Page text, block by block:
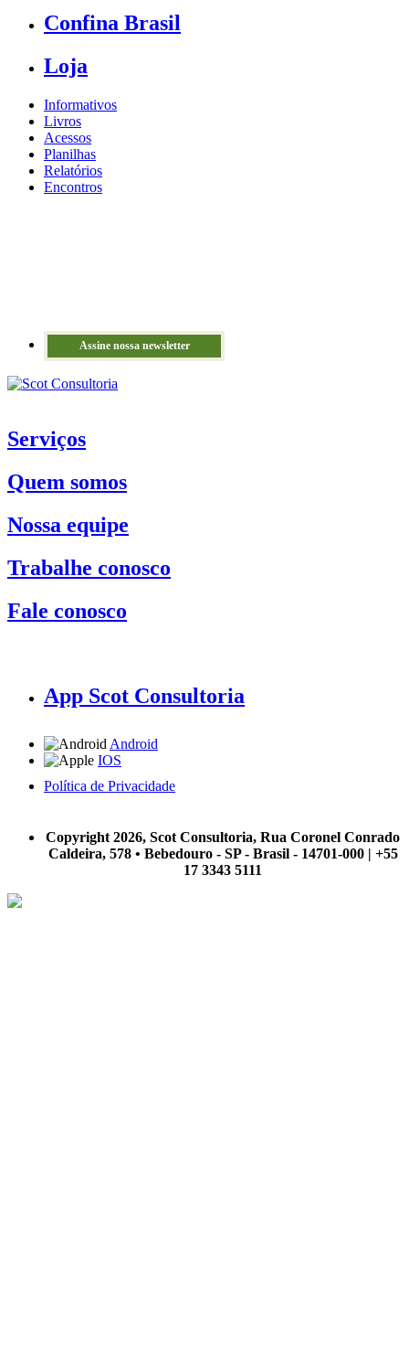
Confina Brasil
Loja
Informativos
Livros
Acessos
Planilhas
Relatórios
Encontros
Assine nossa newsletter
Serviços
Quem somos
Nossa equipe
Trabalhe conosco
Fale conosco
App Scot Consultoria
Android
IOS
Política de Privacidade
Copyright 2026, Scot Consultoria, Rua Coronel Conrado
Caldeira, 578 • Bebedouro - SP - Brasil - 14701-000 | +55
17 3343 5111